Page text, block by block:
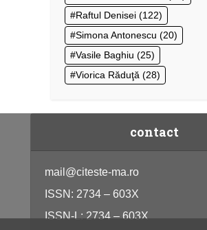
Raftul Denisei (122)
Simona Antonescu (20)
Vasile Baghiu (25)
Viorica Răduţă (28)
contact
mail@citeste-ma.ro
ISSN: 2734 – 603X
ISSN-L: 2734 – 603X